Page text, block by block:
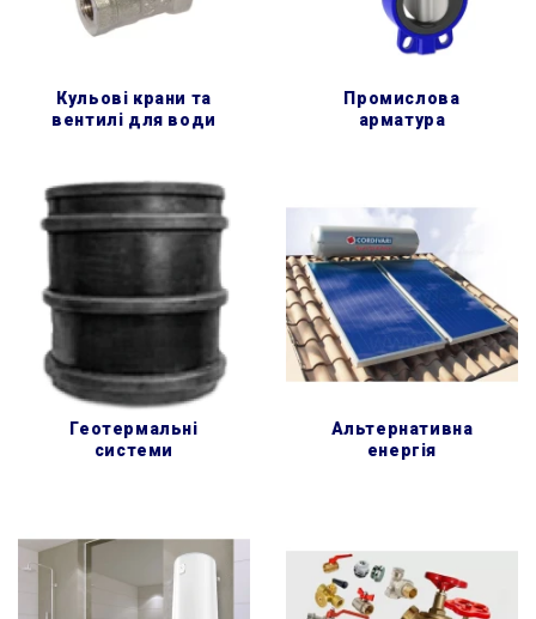
кульові крани та
вентилі для води
промислова
арматура
геотермальні
системи
альтернативна
енергія